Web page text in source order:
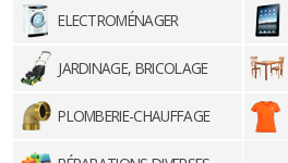
ELECTROMÉNAGER
JARDINAGE, BRICOLAGE
PLOMBERIE-CHAUFFAGE